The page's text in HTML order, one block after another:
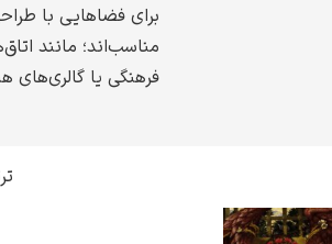
برای فضاهایی با
مناسب‌اند؛ مانند
فرهنگی یا گالری‌های